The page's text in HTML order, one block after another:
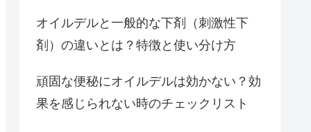
オイルデルと一般的な下剤（刺激性下
剤）の違いとは？特徴と使い分け方
頑固な便秘にオイルデルは効かない？効
果を感じられない時のチェックリスト